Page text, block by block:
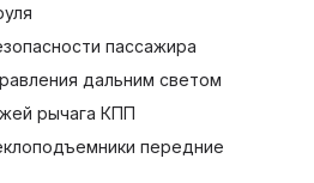
пассажира
дальним светом
рычага КПП
передние